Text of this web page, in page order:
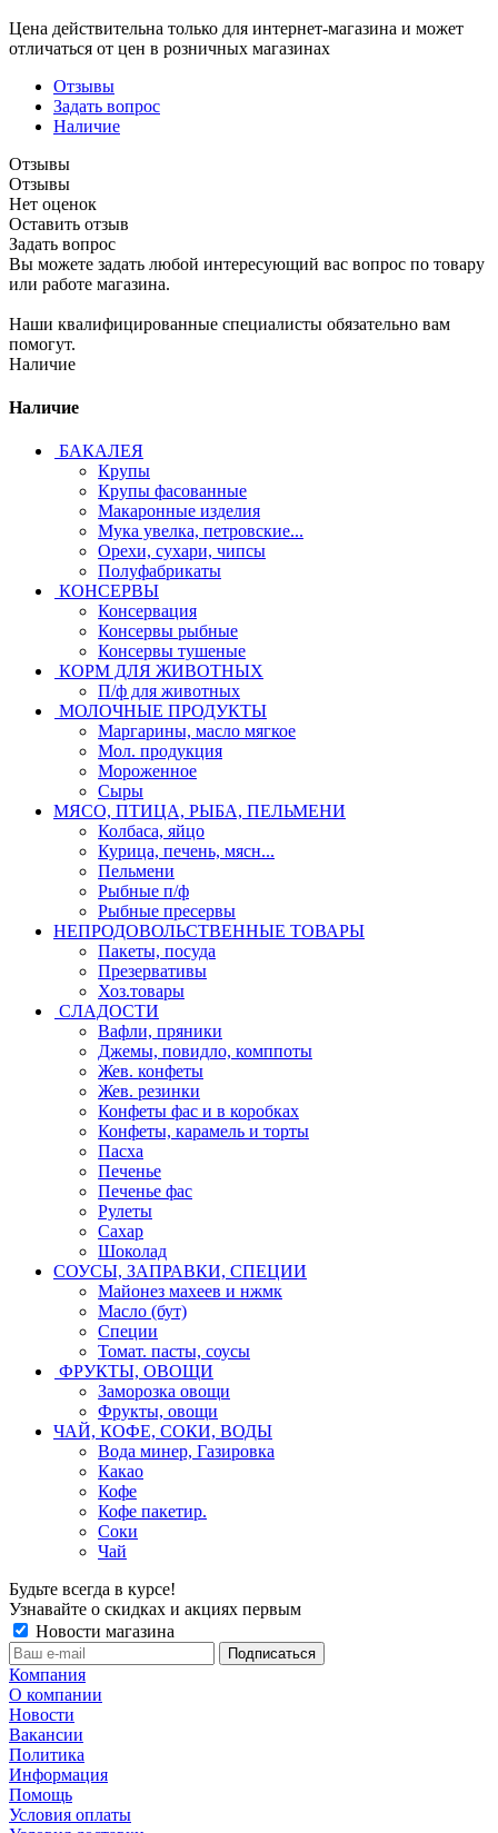
Цена действительна только для интернет-магазина и может
отличаться от цен в розничных магазинах
Отзывы
Задать вопрос
Наличие
Отзывы
Отзывы
Нет оценок
Оставить отзыв
Задать вопрос
Вы можете задать любой интересующий вас вопрос по товару
или работе магазина.
Наши квалифицированные специалисты обязательно вам
помогут.
Наличие
Наличие
БАКАЛЕЯ
Крупы
Крупы фасованные
Макаронные изделия
Мука увелка, петровские...
Орехи, сухари, чипсы
Полуфабрикаты
КОНСЕРВЫ
Консервация
Консервы рыбные
Консервы тушеные
КОРМ ДЛЯ ЖИВОТНЫХ
П/ф для животных
МОЛОЧНЫЕ ПРОДУКТЫ
Маргарины, масло мягкое
Мол. продукция
Мороженное
Сыры
МЯСО, ПТИЦА, РЫБА, ПЕЛЬМЕНИ
Колбаса, яйцо
Курица, печень, мясн...
Пельмени
Рыбные п/ф
Рыбные пресервы
НЕПРОДОВОЛЬСТВЕННЫЕ ТОВАРЫ
Пакеты, посуда
Презервативы
Хоз.товары
СЛАДОСТИ
Вафли, пряники
Джемы, повидло, комппоты
Жев. конфеты
Жев. резинки
Конфеты фас и в коробках
Конфеты, карамель и торты
Пасха
Печенье
Печенье фас
Рулеты
Сахар
Шоколад
СОУСЫ, ЗАПРАВКИ, СПЕЦИИ
Майонез махеев и нжмк
Масло (бут)
Специи
Томат. пасты, соусы
ФРУКТЫ, ОВОЩИ
Заморозка овощи
Фрукты, овощи
ЧАЙ, КОФЕ, СОКИ, ВОДЫ
Вода минер, Газировка
Какао
Кофе
Кофе пакетир.
Соки
Чай
Будьте всегда в курсе!
Узнавайте о скидках и акциях первым
Новости магазина
Компания
О компании
Новости
Вакансии
Политика
Информация
Помощь
Условия оплаты